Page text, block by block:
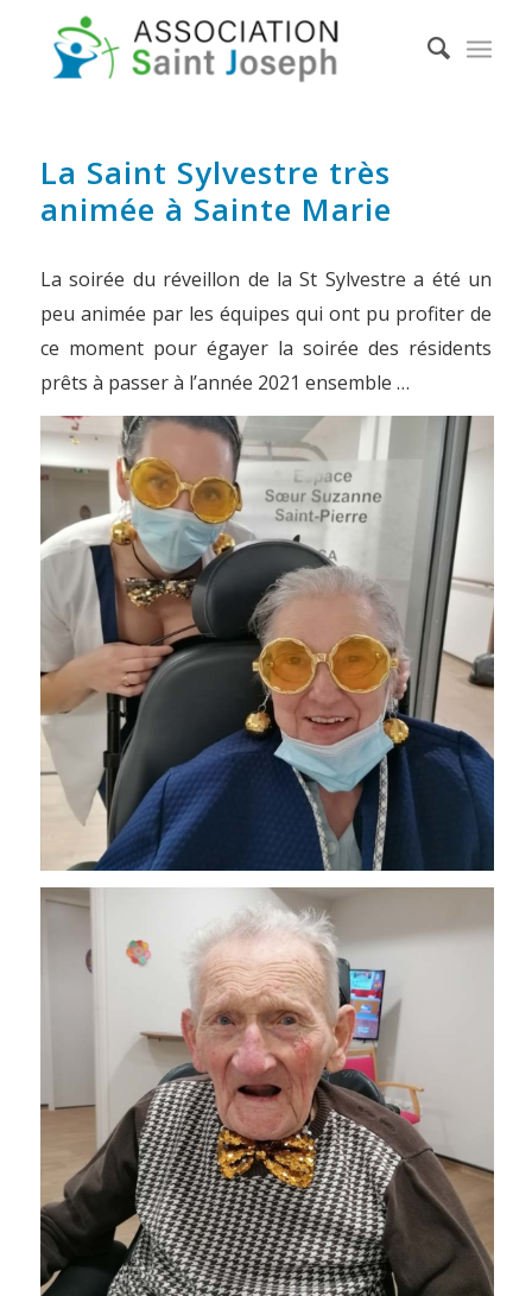
La Saint Sylvestre très
animée à Sainte Marie
La soirée du réveillon de la St Sylvestre a été un
peu animée par les équipes qui ont pu profiter de
ce moment pour égayer la soirée des résidents
prêts à passer à l’année 2021 ensemble …